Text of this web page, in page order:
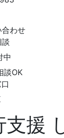
合わせ
中
談OK